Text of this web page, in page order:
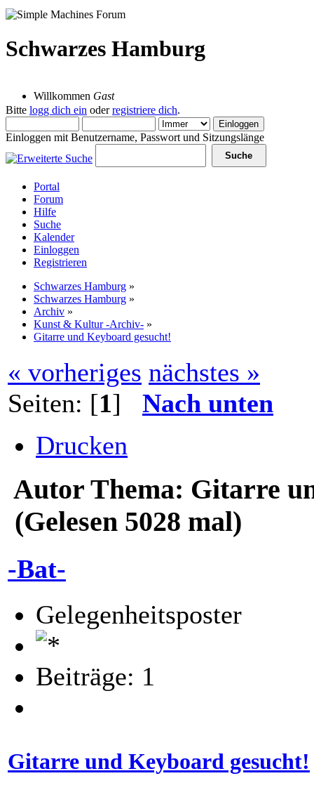
Schwarzes Hamburg
Willkommen Gast
Bitte logg dich ein oderregistriere dich.
Einloggen mit Benutzername, Passwort und Sitzungslänge
Portal
Forum
Hilfe
Suche
Kalender
Einloggen
Registrieren
Schwarzes Hamburg »
Schwarzes Hamburg »
Archiv »
Kunst & Kultur -Archiv- »
Gitarre und Keyboard gesucht!
« vorheriges nächstes »
Seiten: [1] Nach unten
Drucken
Autor Thema: Gitarre
(Gelesen 5028 mal)
-Bat-
Gelegenheitsposter
Beiträge: 1
Gitarre und Keyboard gesucht!